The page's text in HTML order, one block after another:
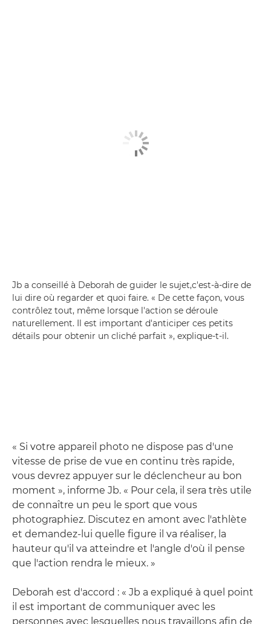
Jb a conseillé à Deborah de guider le sujet,c'est-à-dire de
lui dire où regarder et quoi faire. « De cette façon, vous
contrôlez tout, même lorsque l'action se déroule
naturellement. Il est important d'anticiper ces petits
détails pour obtenir un cliché parfait », explique-t-il.
« Si votre appareil photo ne dispose pas d'une
vitesse de prise de vue en continu très rapide,
vous devrez appuyer sur le déclencheur au bon
moment », informe Jb. « Pour cela, il sera très utile
de connaître un peu le sport que vous
photographiez. Discutez en amont avec l'athlète
et demandez-lui quelle figure il va réaliser, la
hauteur qu'il va atteindre et l'angle d'où il pense
que l'action rendra le mieux. »
Deborah est d'accord : « Jb a expliqué à quel point
il est important de communiquer avec les
personnes avec lesquelles nous travaillons afin de